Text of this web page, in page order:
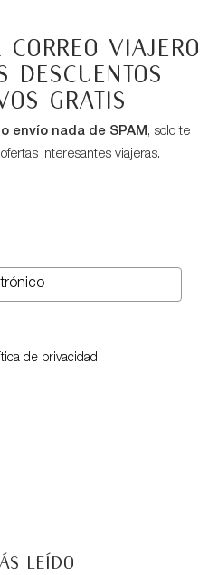
correo viajero
descuentos
GRATIS
envío nada de SPAM, solo te
interesantes viajeras.
de privacidad
LEÍDO